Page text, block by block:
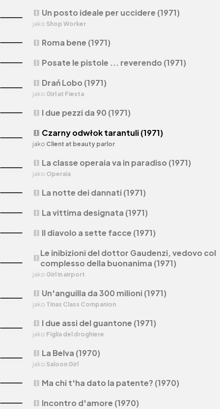
theaters La Belva (1970)
jako Saloon Girl
theaters Ma chi t'ha dato la patente? (1970)
theaters Incontro d'amore (1970)
theaters Un posto ideale per uccidere (1971)
jako Shop Worker
theaters Roma bene (1971)
theaters Posate le pistole ... reverendo (1971)
theaters Drań Lobo (1971)
jako Girl at Fiesta
theaters I due pezzi da 90 (1971)
theaters Czarny odwłok tarantuli (1971)
jako Client at beauty parlor
theaters La classe operaia va in paradiso (1971)
jako Operaia
theaters La notte dei dannati (1971)
theaters La vittima designata (1971)
theaters Il diavolo a sette facce (1971)
theatersLe inibizioni del dottor Gaudenzi, vedovo col
complesso della buonanima (1971)
jako Girl in airport
theaters Un'anguilla da 300 milioni (1971)
jako Tinas Class Companion
theaters I due assi del guantone (1971)
jako Figlia del droghiere